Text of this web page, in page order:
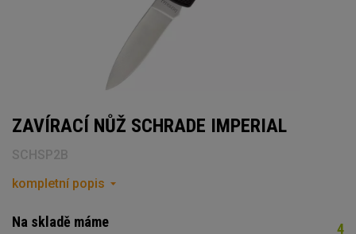
ZAVÍRACÍ NŮŽ SCHRADE IMPERIAL
SCHSP2B
kompletní popis
Na skladě máme 4